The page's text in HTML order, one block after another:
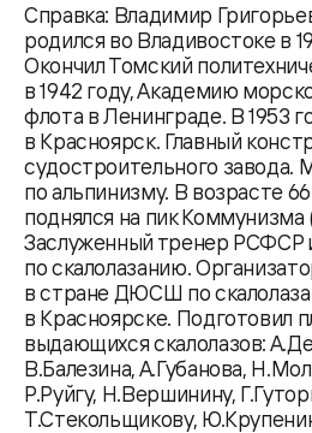
Справка: Владимир
родился во Владивостоке в
Окончил Томский
в 1942 году, Академию
флота в Ленинграде. В 1953
в Красноярск. Главный
судостроительного завода.
по альпинизму. В возрасте 66
поднялся на пик Коммунизма
Заслуженный тренер РСФСР
по скалолазанию.
в стране ДЮСШ по
в Красноярске. Подготовил
выдающихся скалолазов:
В.Балезина, А.Губанова,
Р.Руйгу, Н.Вершинину,
Т.Стекольщикову,